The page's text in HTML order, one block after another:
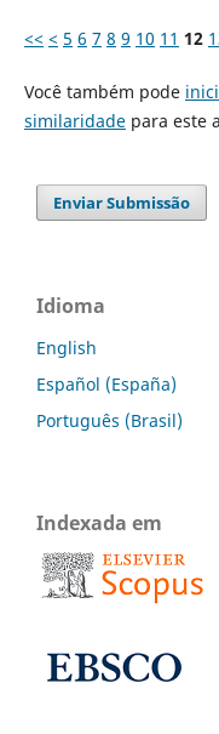
<< < 5 6 7 8 9 10 11 12
Você também pode
similaridadepara este
Enviar Submissão
Idioma
English
Español (España)
Português (Brasil)
Indexada em